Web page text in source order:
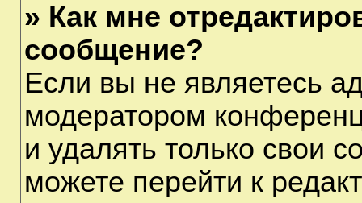
» Как мне
сообщение?
Если вы не являетесь
модератором
и удалять только свои
можете перейти к